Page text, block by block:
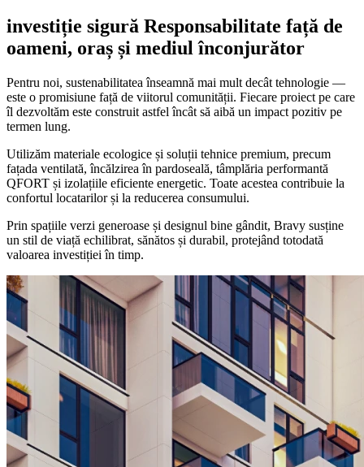
investiție sigură Responsabilitate față de
oameni, oraș și mediul înconjurător
Pentru noi, sustenabilitatea înseamnă mai mult decât tehnologie —
este o promisiune față de viitorul comunității. Fiecare proiect pe care
îl dezvoltăm este construit astfel încât să aibă un impact pozitiv pe
termen lung.
Utilizăm materiale ecologice și soluții tehnice premium, precum
fațada ventilată, încălzirea în pardoseală, tâmplăria performantă
QFORT și izolațiile eficiente energetic. Toate acestea contribuie la
confortul locatarilor și la reducerea consumului.
Prin spațiile verzi generoase și designul bine gândit, Bravy susține
un stil de viață echilibrat, sănătos și durabil, protejând totodată
valoarea investiției în timp.